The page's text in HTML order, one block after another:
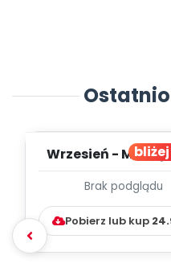
Wrzesień -
DYDAKTYC...
Brak podglądu
Pobierz lub kup